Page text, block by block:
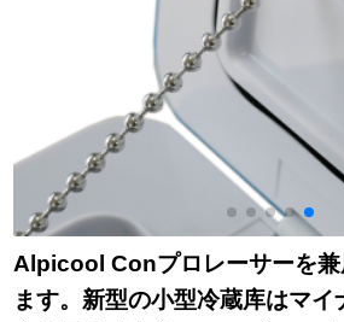
Alpicool Conプロレーサーを兼
ます。新型の小型冷蔵库はマ